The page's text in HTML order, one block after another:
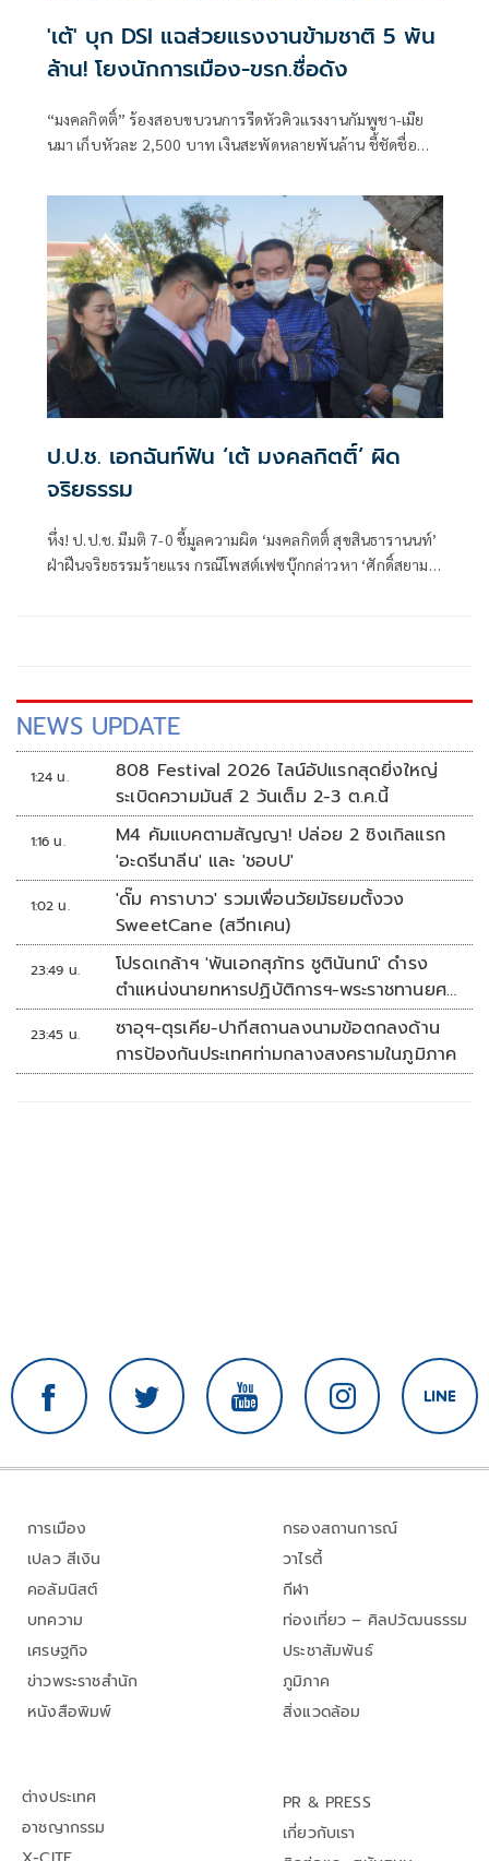
'เต้' บุก DSI แฉส่วยแรงงานข้ามชาติ 5 พัน
ล้าน! โยงนักการเมือง-ขรก.ชื่อดัง
“มงคลกิตติ์” ร้องสอบขบวนการรีดหัวคิวแรงงานกัมพูชา-เมีย
นมา เก็บหัวละ 2,500 บาท เงินสะพัดหลายพันล้าน ชี้ชัดชื่อ
ป.ป.ช. เอกฉันท์ฟัน ‘เต้ มงคลกิตติ์’ ผิด
จริยธรรม
หึ่ง! ป.ป.ช. มีมติ 7-0 ชี้มูลความผิด ‘มงคลกิตติ์ สุขสินธารานนท์’
ฝ่าฝืนจริยธรรมร้ายแรง กรณีโพสต์เฟซบุ๊กกล่าวหา ‘ศักดิ์สยาม
NEWS UPDATE
1:24 น.
808 Festival 2026 ไลน์อัปแรกสุดยิ่งใหญ่
ระเบิดความมันส์ 2 วันเต็ม 2-3 ต.ค.นี้
1:16 น.
M4 คัมแบคตามสัญญา! ปล่อย 2 ซิงเกิลแรก
'อะดรีนาลีน' และ 'ชอบU'
1:02 น.
'ดั๊ม คาราบาว' รวมเพื่อนวัยมัธยมตั้งวง
SweetCane (สวีทเคน)
23:49 น.
โปรดเกล้าฯ 'พันเอกสุภัทร ชูตินันทน์' ดำรง
ตำแหน่งนายทหารปฏิบัติการฯ-พระราชทานยศ
'พลตรี'
23:45 น.
ซาอุฯ-ตุรเคีย-ปากีสถานลงนามข้อตกลงด้าน
การป้องกันประเทศท่ามกลางสงครามในภูมิภาค
การเมือง
เปลว สีเงิน
คอลัมนิสต์
บทความ
เศรษฐกิจ
ข่าวพระราชสำนัก
หนังสือพิมพ์
กรองสถานการณ์
วาไรตี้
กีฬา
ท่องเที่ยว – ศิลปวัฒนธรรม
ประชาสัมพันธ์
ภูมิภาค
สิ่งแวดล้อม
ต่างประเทศ
อาชญากรรม
PR & PRESS
เกี่ยวกับเรา